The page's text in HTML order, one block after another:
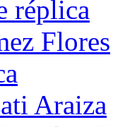
réplica
Flores
Araiza